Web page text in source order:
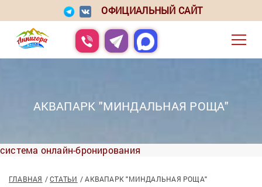
ОФИЦИАЛЬНЫЙ САЙТ
АКВАПАРК "МИНДАЛЬНАЯ РОЩА"
система онлайн-бронирования
ГЛАВНАЯ СТАТЬИ АКВАПАРК "МИНДАЛЬНАЯ РОЩА"